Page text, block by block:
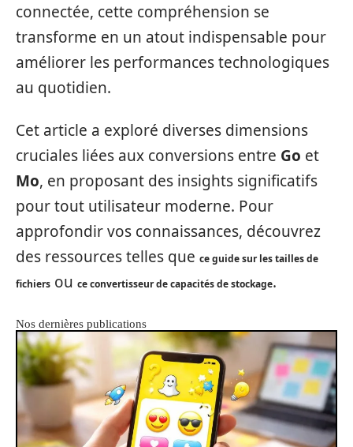
connectée, cette compréhension se
transforme en un atout indispensable pour
améliorer les performances technologiques
au quotidien.
Cet article a exploré diverses dimensions
cruciales liées aux conversions entre Go et
Mo, en proposant des insights significatifs
pour tout utilisateur moderne. Pour
approfondir vos connaissances, découvrez
des ressources telles que ce guide sur les tailles de
fichiers ou ce convertisseur de capacités de stockage.
Nos dernières publications